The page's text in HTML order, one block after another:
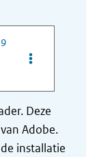
Opties van
Deze
Adobe.
installatie